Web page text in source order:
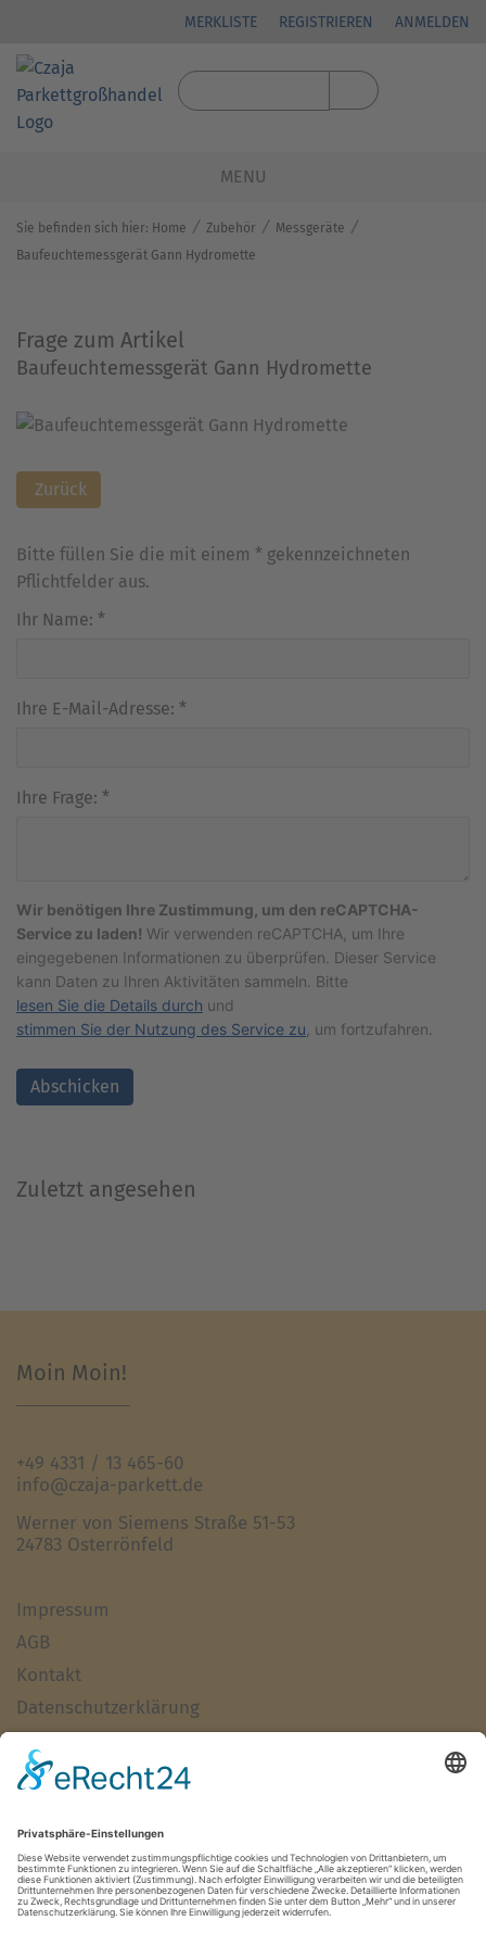
MERKLISTE REGISTRIEREN ANMELDEN
MENU
Sie befinden sich hier: Home ⁄ Zubehör ⁄ Messgeräte ⁄
Baufeuchtemessgerät Gann Hydromette
Frage zum Artikel
Baufeuchtemessgerät Gann Hydromette
Zurück
Bitte füllen Sie die mit einem * gekennzeichneten
Pflichtfelder aus.
Ihr Name: *
Ihre E-Mail-Adresse: *
Ihre Frage: *
Wir benötigen Ihre Zustimmung, um den reCAPTCHA-
Service zu laden! Wir verwenden reCAPTCHA, um Ihre
eingegebenen Informationen zu überprüfen. Dieser Service
kann Daten zu Ihren Aktivitäten sammeln. Bitte
lesen Sie die Details durch und
stimmen Sie der Nutzung des Service zu , um fortzufahren.
Abschicken
Zuletzt angesehen
Moin Moin!
+49 4331 / 13 465-60
info@czaja-parkett.de
Werner von Siemens Straße 51-53
24783 Osterrönfeld
Impressum
AGB
Kontakt
Datenschutzerklärung